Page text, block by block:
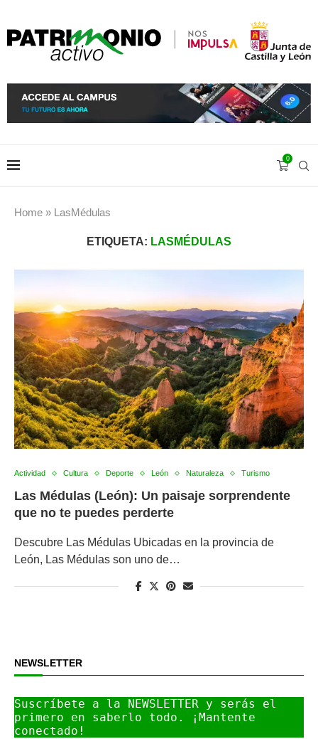
0
Home » LasMédulas
ETIQUETA: LASMÉDULAS
Actividad Cultura Deporte León Naturaleza Turismo
Las Médulas (León): Un paisaje sorprendente
que no te puedes perderte
Descubre Las Médulas Ubicadas en la provincia de
León, Las Médulas son uno de…
NEWSLETTER
Suscríbete a la NEWSLETTER y serás el
primero en saberlo todo. ¡Mantente
conectado!